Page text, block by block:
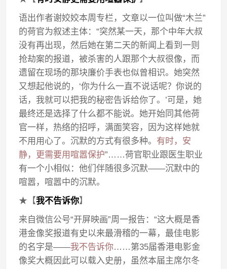
语出作者谢姣姣本周专栏，文章以一位叫做“木兰”
的荷官为叙述主体：“突然某一天，那个中年大叔
没有再出现，然后她在第二天的新闻上看到一则
抢劫案的报道，被杀害的人跟那个大叔很像，而
遗留在现场的那块廉价手表也似曾相识。她突然
又想起他说的，‘你为什么一直不说话呢？你说的
话，我就可以把我的秘密告诉给你了。’可是，她
最终还是选择了什么都不能说。她开始同其他荷
官一样，热络的招呼，满面笑容，因为这样她就
不用用心了。沉默的方式有很多种。 有时，安
静，更需要用喧嚣保护”……荷官职业跟医生职业
有一个小相似：他们伴随很多沉默——沉默中的
喧嚣，喧嚣中的沉默。
★【我不告诉你】
来自微信公号“开屏映画”周一报告：“这大概是香
港金像奖报道有史以来最滑稽的一幕，最佳电影
的名字是——我不告诉你……第35届香港电影金
像奖大概因此可以载入史册，虽然本届主席尔冬